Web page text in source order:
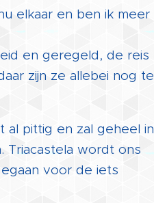
elkaar en ben ik meer
en geregeld, de reis
zijn ze allebei nog te
al pittig en zal geheel in
Triacastela wordt ons
voor de iets